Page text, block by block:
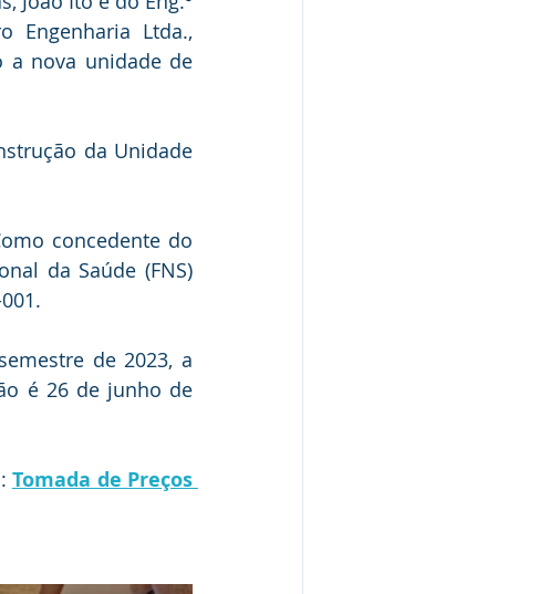
Engenharia Ltda.,
a nova unidade de
da Unidade
concedente do
da Saúde (FNS)
de 2023, a
é 26 de junho de
Tomada de Preços